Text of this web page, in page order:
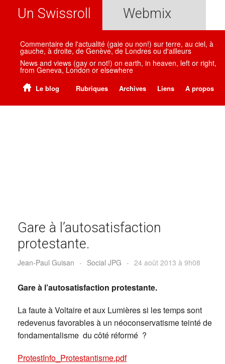
Un Swissroll Webmix
Commentaire de l'actualité (gaie ou non!) sur terre, au ciel, à
gauche, à droite, de Genève, de Londres ou d'ailleurs
News and views (gay or not!) on earth, in heaven, left or right,
from Geneva, London or elsewhere
Le blog Rubriques Archives Liens A propos
Gare à l’autosatisfaction
protestante.
Jean-Paul Guisan - Social JPG - 24 août 2013 à 9h08
Gare à l’autosatisfaction protestante.
La faute à Voltaire et aux Lumières si les temps sont
redevenus favorables à un néoconservatisme teinté de
fondamentalisme du côté réformé ?
ProtestInfo_Protestantisme.pdf